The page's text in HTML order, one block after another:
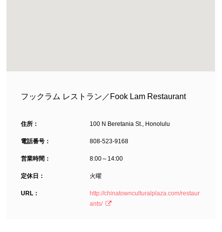
フックラム レストラン／Fook Lam Restaurant
住所： 100 N Beretania St., Honolulu
電話番号： 808-523-9168
営業時間： 8:00～14:00
定休日： 火曜
URL：
http://chinatownculturalplaza.com/restaur
ants/